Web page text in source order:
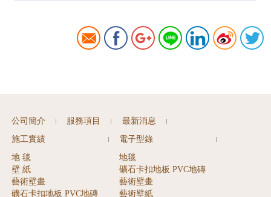
公司簡介 服務項目 最新消息
施工實績
地 毯
壁 紙
藝術壁畫
礦石卡扣地板 PVC地磚
電子型錄
地毯
礦石卡扣地板 PVC地磚
藝術壁畫
藝術壁紙